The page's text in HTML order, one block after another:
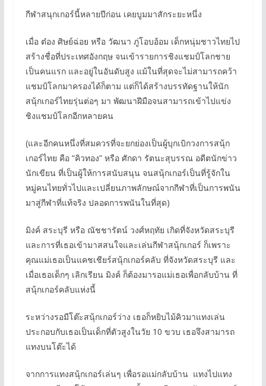
กีฬาสนุกเกอร์นี้หลายปีก่อน เคยบูมมาสักระยะหนึ่ง
เมื่อ ต๋อง ศิษย์ฉ่อย หรือ วัฒนา ภู่โอบอ้อม เด็กหนุ่มชาวไทยไป
สร้างชื่อที่ประเทศอังกฤษ จนเข้ารายการชิงแชมป์โลกชาย
เป็นคนแรก และอยู่ในอันดับสูง แม้ในที่สุดจะไม่สามารถคว้า
แชมป์โลกมาครองได้ก็ตาม แต่ก็ได้สร้างบรรทัดฐานให้นัก
สนุ้กเกอร์ไทยรุ่นต่อๆ มา พัฒนาฝีมือจนสามารถเข้าไปแข่ง
ชิงแชมป์โลกอีกหลายคน
(และอีกคนหนึ่งที่สมควรที่จะยกย่องเป็นผู้บุกเบิกวงการสนุ้ก
เกอร์ไทย คือ “คิวทอง” หรือ ศักดา รัตนะสุบรรณ อดีตนักข่าว
นักเขียน ที่เป็นผู้ให้การสนับสนุน จนสนุ้กเกอร์เป็นที่รู้จักใน
หมู่คนไทยทั่วไปและเปลี่ยนภาพลักษณ์จากกีฬาที่เป็นการพนัน
มาสู่กีฬาที่แท้จริง ปลอดการพนันในที่สุด)
มิงค์ สระบุรี หรือ ณัชชารัตน์ วงศ์หฤทัย เกิดที่จังหวัดสระบุรี
และการที่เธอเข้ามาสสนใจและเล่นกีฬาสนุ้กเกอร์ ก็เพราะ
คุณแม่เธอเป็นแคชเชียร์สนุ้กเกอร์คลับ ที่จังหวัดสระบุรี และ
เมื่อเธอเด็กๆ เลิกเรียน มิงค์ ก็ต้องมารอแม่เธอเพื่อกลับบ้าน ที่
สนุ้กเกอร์คลับแห่งนี้
ระหว่างรอมีโต๊ะสนุ้กเกอร์ว่าง เธอก็หยิบไม้คิวมาแทงเล่น
ประกอบกับเธอเป็นเด็กที่ตัวสูงในวัย 10 ขวบ เธอจึงสามารถ
แทงบนโต๊ะได้
จากการแทงสนุ้กเกอร์เล่นๆ เพื่อรอแม่กลับบ้าน แทงไปแทง